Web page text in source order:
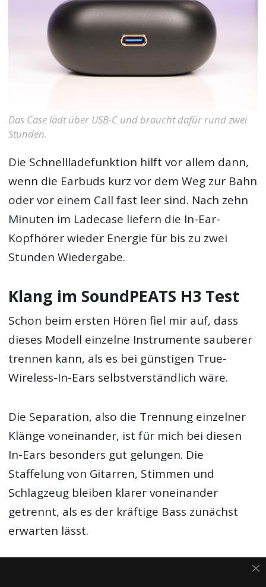
Das Case lädt über USB-C und braucht dafür rund zwei
Stunden.
Die Schnellladefunktion hilft vor allem dann,
wenn die Earbuds kurz vor dem Weg zur Bahn
oder vor einem Call fast leer sind. Nach zehn
Minuten im Ladecase liefern die In-Ear-
Kopfhörer wieder Energie für bis zu zwei
Stunden Wiedergabe.
Klang im SoundPEATS H3 Test
Schon beim ersten Hören fiel mir auf, dass
dieses Modell einzelne Instrumente sauberer
trennen kann, als es bei günstigen True-
Wireless-In-Ears selbstverständlich wäre.
Die Separation, also die Trennung einzelner
Klänge voneinander, ist für mich bei diesen
In-Ears besonders gut gelungen. Die
Staffelung von Gitarren, Stimmen und
Schlagzeug bleiben klarer voneinander
getrennt, als es der kräftige Bass zunächst
erwarten lässt.